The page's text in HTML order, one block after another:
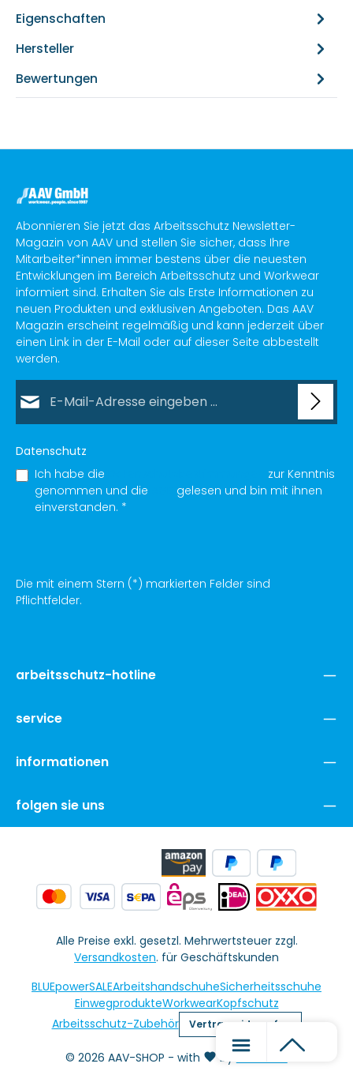
Eigenschaften
Hersteller
Bewertungen
Abonnieren Sie jetzt das Arbeitsschutz Newsletter-
Magazin von AAV und stellen Sie sicher, dass Ihre
Mitarbeiter*innen immer bestens über die neuesten
Entwicklungen im Bereich Arbeitsschutz und Workwear
informiert sind. Erhalten Sie als Erste Informationen zu
neuen Produkten und exklusiven Angeboten. Das AAV
Magazin erscheint regelmäßig und kann jederzeit über
einen Link in der E-Mail oder auf dieser Seite abbestellt
werden.
Datenschutz
Ich habe die
zur Kenntnis
genommen und die
gelesen und bin mit ihnen
einverstanden. *
Die mit einem Stern (*) markierten Felder sind
Pflichtfelder.
arbeitsschutz-hotline
service
informationen
folgen sie uns
Alle Preise exkl. gesetzl. Mehrwertsteuer zzgl.
Versandkosten. für Geschäftskunden
© 2026 AAV-SHOP - with byMiU24 KG
BLUEpowerSALEArbeitshandschuheSicherheitsschuhe
EinwegprodukteWorkwearKopfschutz
Arbeitsschutz-Zubehör
Vertrag widerrufen